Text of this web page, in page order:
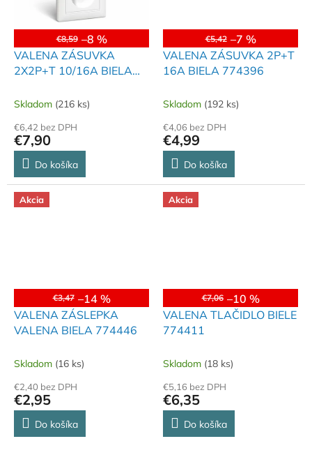
€8,59 –8 %
VALENA ZÁSUVKA
2X2P+T 10/16A BIELA
Skladom (216 ks)
€6,42 bez DPH
€7,90
Do košíka
€5,42 –7 %
VALENA ZÁSUVKA 2P+T
16A BIELA 774396
Skladom (192 ks)
€4,06 bez DPH
€4,99
Do košíka
Akcia
€3,47 –14 %
VALENA ZÁSLEPKA
VALENA BIELA 774446
Skladom (16 ks)
€2,40 bez DPH
€2,95
Do košíka
Akcia
€7,06 –10 %
VALENA TLAČIDLO BIELE
774411
Skladom (18 ks)
€5,16 bez DPH
€6,35
Do košíka